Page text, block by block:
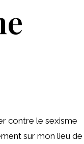
contre le sexisme
sur mon lieu de